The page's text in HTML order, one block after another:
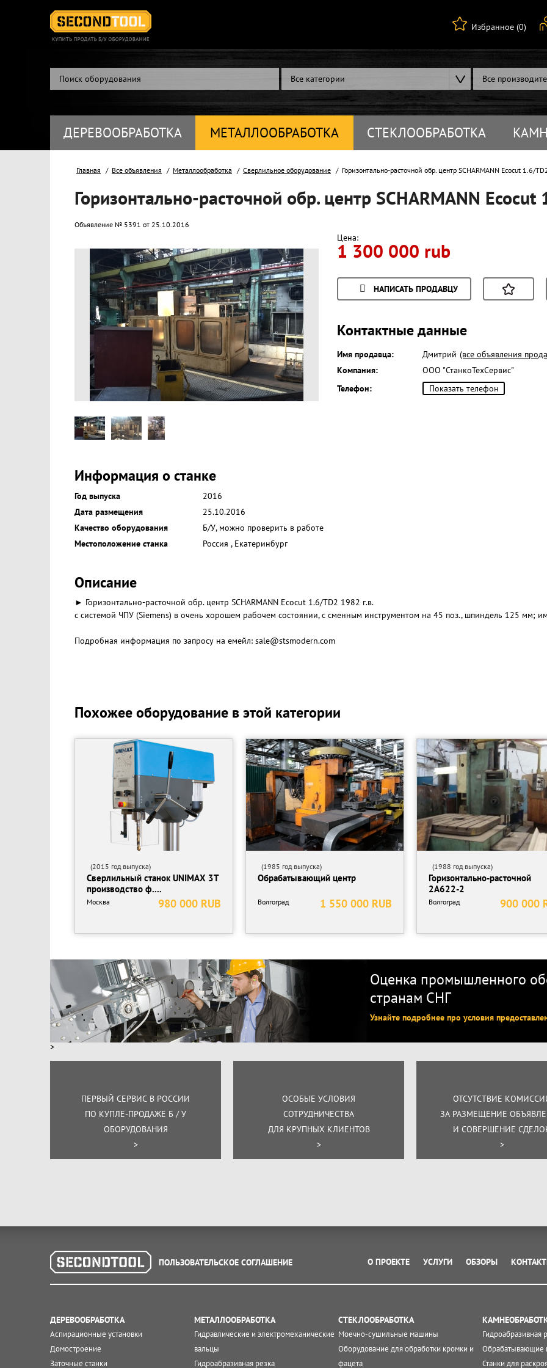
Избранное (0)
Все категории Все
ДЕРЕВООБРАБОТКА МЕТАЛЛООБРАБОТКА СТЕКЛООБРАБОТКА
Главная Все объявления Металлообработка Сверлильное оборудование Горизонтально-расточной обр. центр SCHARMANN Ecocut 1.6/
Горизонтально-расточной обр. центр SCHARMANN
Объявление № 5391 от 25.10.2016
Цена:
1 300 000 rub
НАПИСАТЬ ПРОДАВЦУ
Контактные данные
Имя продавца: Дмитрий (все объявления
Компания:
ООО "СтанкоТехСервис"
Телефон:
Показать телефон
Информация о станке
Год выпуска
2016
Дата размещения
25.10.2016
Качество оборудования
Б/У, можно проверить в работе
Местоположение станка
Россия , Екатеринбург
Описание
► Горизонтально-расточной обр. центр SCHARMANN Ecocut 1.6/TD2 1982 г.в.
с системой ЧПУ (Siemens) в очень хорошем рабочем состоянии, с сменным инструментом на 45 поз., шпиндель 125 мм;
Подробная информация по запросу на емейл: sale@stsmodern.com
Похожее оборудование в этой категории
(2015 год выпуска)
Сверлильный станок UNIMAX 3T
производство ф....
980 000 RUB
Москва
(1985 год выпуска)
Обрабатывающий центр
1 550 000 RUB
Волгоград
(1988 год выпуска)
Горизонтально-расточной
2А622-2
900 000
Волгоград
Оценка промышленного
странам СНГ
Узнайте подробнее про условия
>
ПЕРВЫЙ СЕРВИС В РОССИИ
ПО КУПЛЕ-ПРОДАЖЕ Б / У
ОБОРУДОВАНИЯ
>
ОСОБЫЕ УСЛОВИЯ
СОТРУДНИЧЕСТВА
ДЛЯ КРУПНЫХ КЛИЕНТОВ
>
ОТСУТСТВИЕ
ЗА РАЗМЕЩЕНИЕ
И СОВЕРШЕНИЕ
>
ПОЛЬЗОВАТЕЛЬСКОЕ СОГЛАШЕНИЕ О ПРОЕКТЕ УСЛУГИ ОБЗОРЫ
ДЕРЕВООБРАБОТКА
Аспирационные установки
Домостроение
Заточные станки
МЕТАЛЛООБРАБОТКА
Гидравлические и электромеханические
вальцы
Гидроабразивная резка
СТЕКЛООБРАБОТКА
Моечно-сушильные машины
Оборудование для обработки кромки и
фацета
Гидроабразивная
Обрабатывающие
Станки для